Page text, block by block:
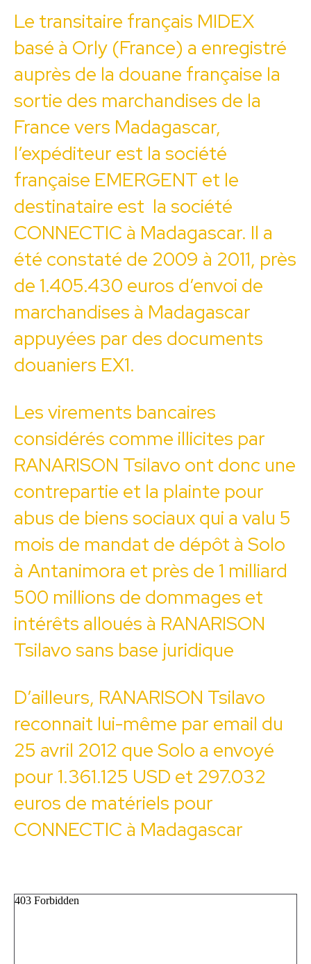
Le transitaire français MIDEX
basé à Orly (France) a enregistré
auprès de la douane française la
sortie des marchandises de la
France vers Madagascar,
l’expéditeur est la société
française EMERGENT et le
destinataire est la société
CONNECTIC à Madagascar. Il a
été constaté de 2009 à 2011, près
de 1.405.430 euros d’envoi de
marchandises à Madagascar
appuyées par des documents
douaniers EX1.
Les virements bancaires
considérés comme illicites par
RANARISON Tsilavo ont donc une
contrepartie et la plainte pour
abus de biens sociaux qui a valu 5
mois de mandat de dépôt à Solo
à Antanimora et près de 1 milliard
500 millions de dommages et
intérêts alloués à RANARISON
Tsilavo sans base juridique
D’ailleurs, RANARISON Tsilavo
reconnait lui-même par email du
25 avril 2012 que Solo a envoyé
pour 1.361.125 USD et 297.032
euros de matériels pour
CONNECTIC à Madagascar